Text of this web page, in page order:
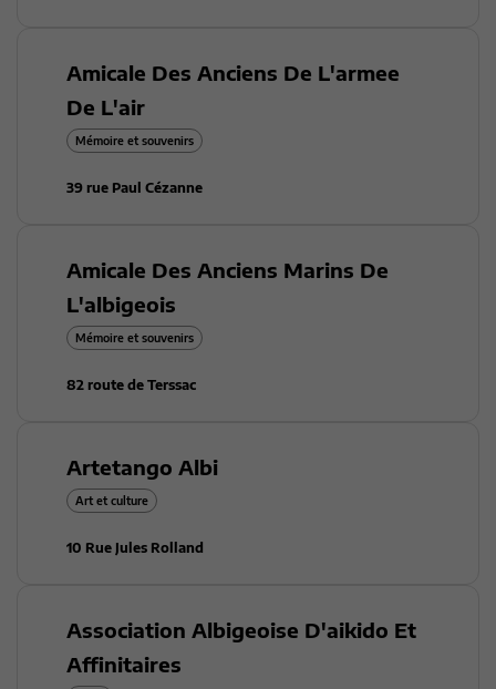
Amicale Des Anciens De L'armee
De L'air
Mémoire et souvenirs
39 rue Paul Cézanne
Amicale Des Anciens Marins De
L'albigeois
Mémoire et souvenirs
82 route de Terssac
Artetango Albi
Art et culture
10 Rue Jules Rolland
Association Albigeoise D'aikido Et
Affinitaires